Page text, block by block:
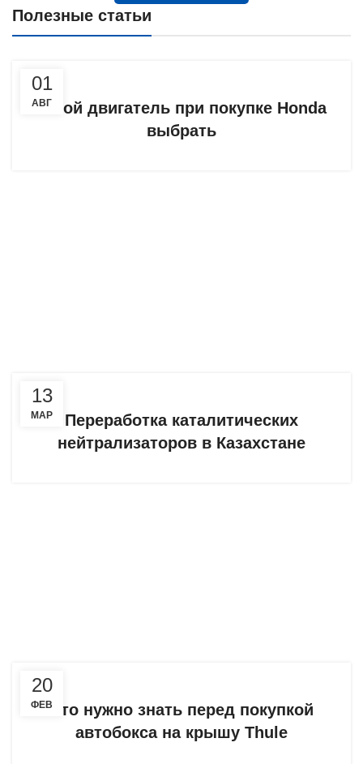
Полезные статьи
01
АВГ
Какой двигатель при покупке Honda
выбрать
13
МАР
Переработка каталитических
нейтрализаторов в Казахстане
20
ФЕВЧто нужно знать перед покупкой
автобокса на крышу Thule